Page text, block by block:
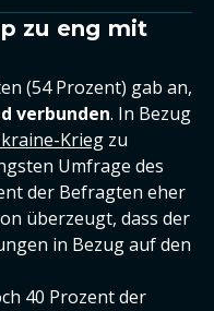
zu eng mit
(54 Prozent) gab an,
verbunden. In Bezug
Krieg zu
Umfrage des
der Befragten eher
überzeugt, dass der
in Bezug auf den
40 Prozent der